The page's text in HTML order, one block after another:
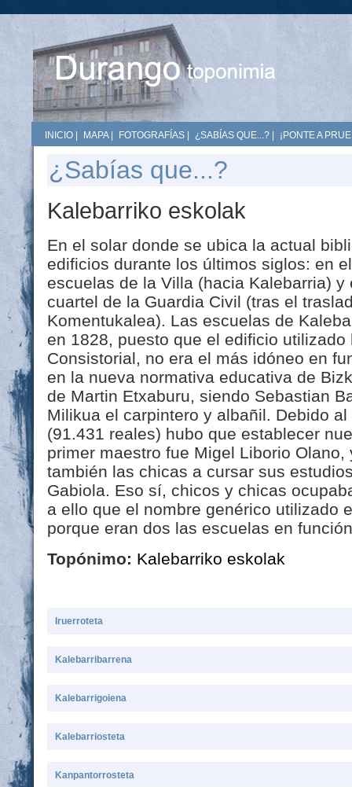
INICIO MAPA| FOTOGRAFÍAS ¿SABÍAS QUE...? ¡PONTE A
¿Sabías que...?
Kalebarriko eskolak
En el solar donde se ubica la actual
edificios durante los últimos siglos: en
escuelas de la Villa (hacia Kalebarria)
cuartel de la Guardia Civil (tras el
Komentukalea). Las escuelas de
en 1828, puesto que el edificio
Consistorial, no era el más idóneo en
en la nueva normativa educativa de
de Martin Etxaburu, siendo Sebastian
Milikua el carpintero y albañil. Debido
(91.431 reales) hubo que establecer
primer maestro fue Migel Liborio
también las chicas a cursar sus
Gabiola. Eso sí, chicos y chicas
a ello que el nombre genérico utilizado
porque eran dos las escuelas en
Topónimo: Kalebarriko eskolak
Iruerroteta
Kalebarribarrena
Kalebarrigoiena
Kalebarriosteta
Kanpantorrosteta